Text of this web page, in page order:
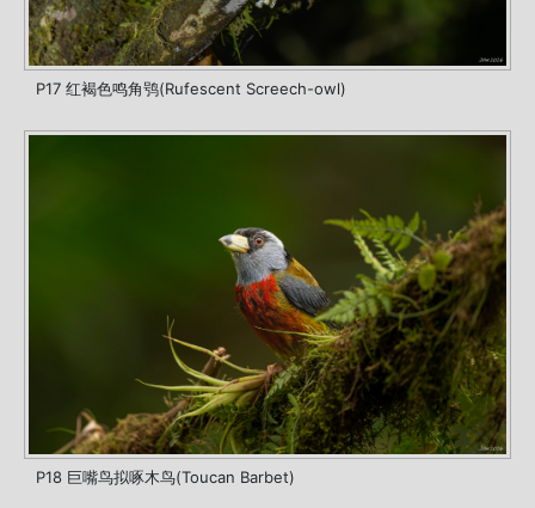
P17 红褐色鸣角鸮(Rufescent Screech-owl)
P18 巨嘴鸟拟啄木鸟(Toucan Barbet)